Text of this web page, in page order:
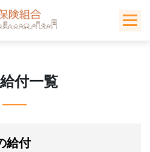
付一覧
給付